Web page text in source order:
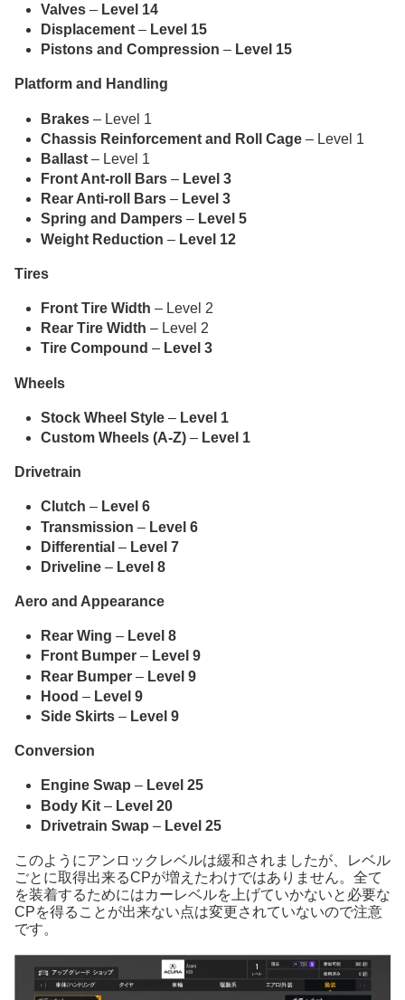
Valves– Level 14
Displacement– Level 15
Pistons and Compression – Level 15
Platform and Handling
Brakes– Level 1
Chassis Reinforcement and Roll Cage – Level 1
Ballast– Level 1
Front Ant-roll Bars – Level 3
Rear Anti-roll Bars – Level 3
Spring and Dampers – Level 5
Weight Reduction – Level 12
Tires
Front Tire Width – Level 2
Rear Tire Width – Level 2
Tire Compound – Level 3
Wheels
Stock Wheel Style– Level 1
Custom Wheels (A-Z) – Level 1
Drivetrain
Clutch– Level 6
Transmission – Level 6
Differential – Level 7
Driveline– Level 8
Aero and Appearance
Rear Wing – Level 8
Front Bumper – Level 9
Rear Bumper – Level 9
Hood– Level 9
Side Skirts – Level 9
Conversion
Engine Swap – Level 25
Body Kit – Level 20
Drivetrain Swap – Level 25
このようにアンロックレベルは緩和されましたが、レベル
ごとに取得出来るCPが増えたわけではありません。全て
を装着するためにはカーレベルを上げていかないと必要な
CPを得ることが出来ない点は変更されていないので注意
です。